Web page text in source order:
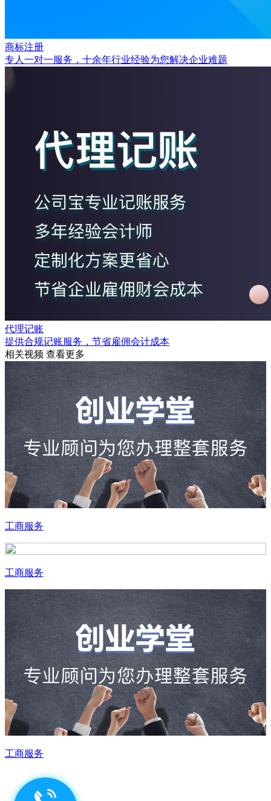
商标注册
专人一对一服务，十余年行业经验为您解决企业难题
代理记账
提供合规记账服务，节省雇佣会计成本
相关视频 查看更多
工商服务
工商服务
工商服务